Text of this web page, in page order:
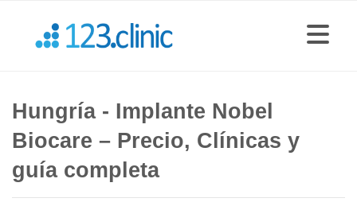
Hungría - Implante Nobel
Biocare – Precio, Clínicas y
guía completa